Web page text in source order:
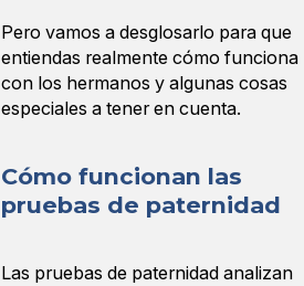
Pero vamos a desglosarlo para que
entiendas realmente cómo funciona
con los hermanos y algunas cosas
especiales a tener en cuenta.
Cómo funcionan las
pruebas de paternidad
Las pruebas de paternidad analizan